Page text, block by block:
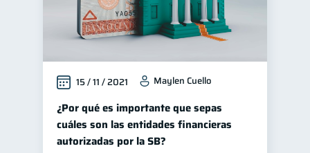
15 / 11 / 2021 Maylen Cuello
¿Por qué es importante que sepas
cuáles son las entidades financieras
autorizadas por la SB?